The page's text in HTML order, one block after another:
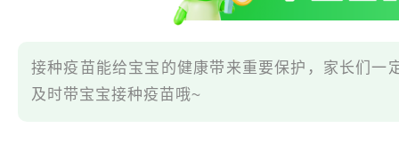
接种疫苗能给宝宝的健康带来重要保护，家长们一
及时带宝宝接种疫苗哦~